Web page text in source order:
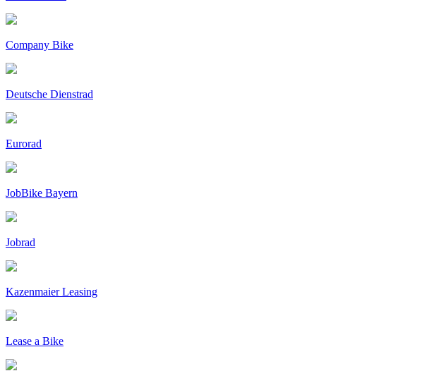
Company Bike
Deutsche Dienstrad
Eurorad
JobBike Bayern
Jobrad
Kazenmaier Leasing
Lease a Bike